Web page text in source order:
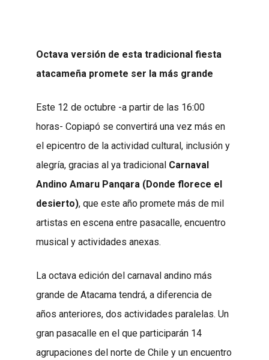
Octava versión de esta tradicional fiesta
atacameña promete ser la más grande
Este 12 de octubre -a partir de las 16:00
horas- Copiapó se convertirá una vez más en
el epicentro de la actividad cultural, inclusión y
alegría, gracias al ya tradicional Carnaval
Andino Amaru Panqara (Donde florece el
desierto), que este año promete más de mil
artistas en escena entre pasacalle, encuentro
musical y actividades anexas.
La octava edición del carnaval andino más
grande de Atacama tendrá, a diferencia de
años anteriores, dos actividades paralelas. Un
gran pasacalle en el que participarán 14
agrupaciones del norte de Chile y un encuentro